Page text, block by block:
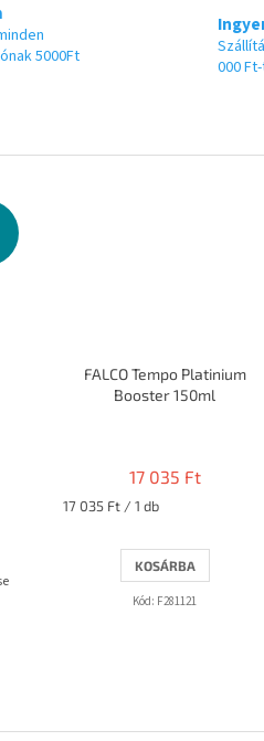
5000Ft
000 Ft-
FALCO Tempo Platinium
Booster 150ml
17 035 Ft
Egységár:
17 035 Ft / 1 db
KOSÁRBA
Kód: F281121